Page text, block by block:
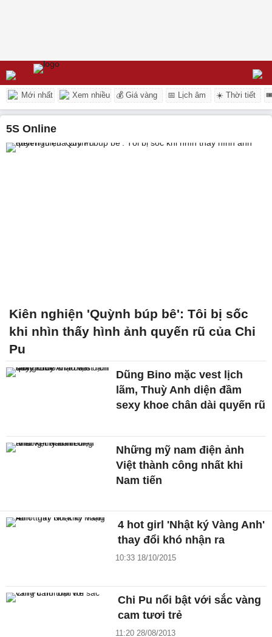
Mới nhất Xem nhiều 💰 Giá vàng 📅 Lịch âm ☀️ Thời tiết
5S Online
Kiên nghiện 'Quỳnh búp bê': Tôi bị sốc
khi nhìn thấy hình ảnh quyến rũ của Chi
Pu
Dũng Bino mặc vest lịch
lãm, Thuỳ Anh diện đầm
sexy khoe chân dài quyến rũ
Những mỹ nam điện ảnh
Việt thành công nhất khi
Nam tiến
4 hot girl 'Nhật ký Vàng Anh'
thay đổi khó nhận ra
10:33 18/10/2015
Chi Pu nổi bật với sắc vàng
cam tươi trẻ
11:20 28/08/2013